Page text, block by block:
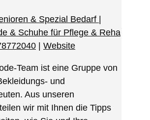
& Spezial Bedarf |
& Schuhe für Pflege & Reha
| Website
Team ist eine Gruppe von
und
Aus unseren
wir mit Ihnen die Tipps